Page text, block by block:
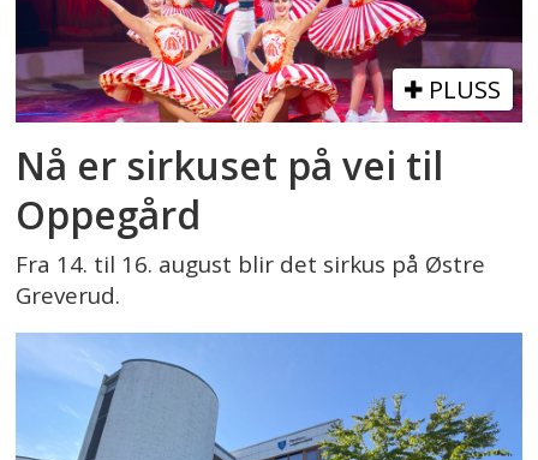
PLUSS
Nå er sirkuset på vei til
Oppegård
Fra 14. til 16. august blir det sirkus på Østre
Greverud.